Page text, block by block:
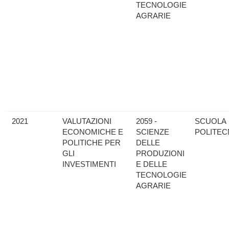
TECNOLOGIE
AGRARIE
2021
VALUTAZIONI
ECONOMICHE E
POLITICHE PER
GLI
INVESTIMENTI
2059 -
SCIENZE
DELLE
PRODUZIONI
E DELLE
TECNOLOGIE
AGRARIE
SCUOLA